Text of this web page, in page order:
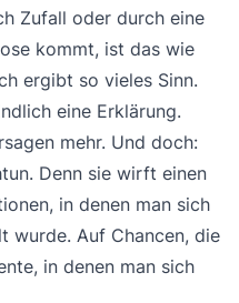
Zufall oder durch eine
kommt, ist das wie
ergibt so vieles Sinn.
eine Erklärung.
mehr. Und doch:
Denn sie wirft einen
in denen man sich
wurde. Auf Chancen, die
in denen man sich